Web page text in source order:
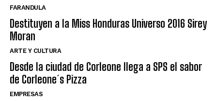
FARANDULA
Destituyen a la Miss Honduras Universo 2016 Sirey
Moran
ARTE Y CULTURA
Desde la ciudad de Corleone llega a SPS el sabor
de Corleone´s Pizza
EMPRESAS